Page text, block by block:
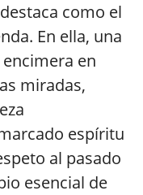
como el
En ella, una
en
miradas,
espíritu
al pasado
esencial de